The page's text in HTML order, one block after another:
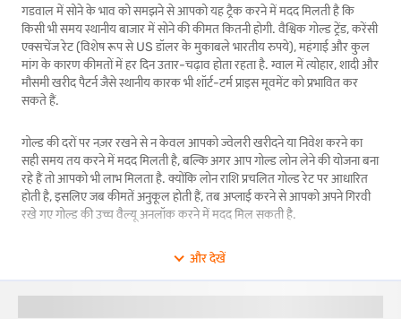
गडवाल में सोने के भाव को समझने से आपको यह ट्रैक करने में मदद मिलती है कि
किसी भी समय स्थानीय बाजार में सोने की कीमत कितनी होगी. वैश्विक गोल्ड ट्रेंड, करेंसी
एक्सचेंज रेट (विशेष रूप से US डॉलर के मुकाबले भारतीय रुपये), महंगाई और कुल
मांग के कारण कीमतों में हर दिन उतार-चढ़ाव होता रहता है. ग्वाल में त्योहार, शादी और
मौसमी खरीद पैटर्न जैसे स्थानीय कारक भी शॉर्ट-टर्म प्राइस मूवमेंट को प्रभावित कर
सकते हैं.
गोल्ड की दरों पर नज़र रखने से न केवल आपको ज्वेलरी खरीदने या निवेश करने का
सही समय तय करने में मदद मिलती है, बल्कि अगर आप गोल्ड लोन लेने की योजना बना
रहे हैं तो आपको भी लाभ मिलता है. क्योंकि लोन राशि प्रचलित गोल्ड रेट पर आधारित
होती है, इसलिए जब कीमतें अनुकूल होती हैं, तब अप्लाई करने से आपको अपने गिरवी
रखे गए गोल्ड की उच्च वैल्यू अनलॉक करने में मदद मिल सकती है.
गढवाल में आज की 22K और 24K गोल्ड की दरें
गोल्ड गडवाल की संस्कृति और अर्थव्यवस्था का एक अभिन्न हिस्सा है, जिसमें 22K और
और देखें